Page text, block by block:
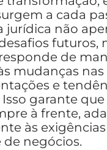
a cada
jurídica não
futuros,
de
mudanças nas
e
garante
à frente,
às
negócios.